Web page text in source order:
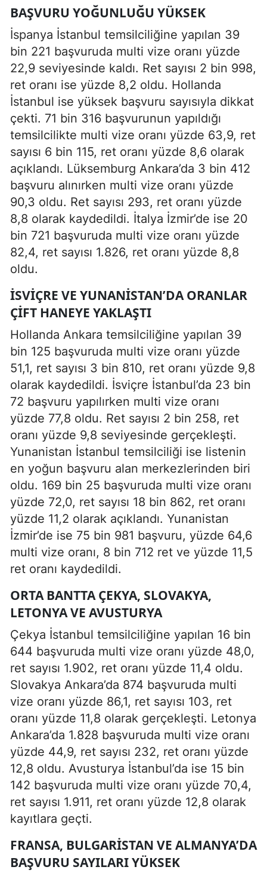
BAŞVURU YOĞUNLUĞU YÜKSEK
İspanya İstanbul temsilciliğine yapılan 39
bin 221 başvuruda multi vize oranı yüzde
22,9 seviyesinde kaldı. Ret sayısı 2 bin 998,
ret oranı ise yüzde 8,2 oldu. Hollanda
İstanbul ise yüksek başvuru sayısıyla dikkat
çekti. 71 bin 316 başvurunun yapıldığı
temsilcilikte multi vize oranı yüzde 63,9, ret
sayısı 6 bin 115, ret oranı yüzde 8,6 olarak
açıklandı. Lüksemburg Ankara’da 3 bin 412
başvuru alınırken multi vize oranı yüzde
90,3 oldu. Ret sayısı 293, ret oranı yüzde
8,8 olarak kaydedildi. İtalya İzmir’de ise 20
bin 721 başvuruda multi vize oranı yüzde
82,4, ret sayısı 1.826, ret oranı yüzde 8,8
oldu.
İSVIÇRE VE YUNANISTAN’DA ORANLAR
ÇIFT HANEYE YAKLAŞTI
Hollanda Ankara temsilciliğine yapılan 39
bin 125 başvuruda multi vize oranı yüzde
51,1, ret sayısı 3 bin 810, ret oranı yüzde 9,8
olarak kaydedildi. İsviçre İstanbul’da 23 bin
72 başvuru yapılırken multi vize oranı
yüzde 77,8 oldu. Ret sayısı 2 bin 258, ret
oranı yüzde 9,8 seviyesinde gerçekleşti.
Yunanistan İstanbul temsilciliği ise listenin
en yoğun başvuru alan merkezlerinden biri
oldu. 169 bin 25 başvuruda multi vize oranı
yüzde 72,0, ret sayısı 18 bin 862, ret oranı
yüzde 11,2 olarak açıklandı. Yunanistan
İzmir’de ise 75 bin 981 başvuru, yüzde 64,6
multi vize oranı, 8 bin 712 ret ve yüzde 11,5
ret oranı kaydedildi.
ORTA BANTTA ÇEKYA, SLOVAKYA,
LETONYA VE AVUSTURYA
Çekya İstanbul temsilciliğine yapılan 16 bin
644 başvuruda multi vize oranı yüzde 48,0,
ret sayısı 1.902, ret oranı yüzde 11,4 oldu.
Slovakya Ankara’da 874 başvuruda multi
vize oranı yüzde 86,1, ret sayısı 103, ret
oranı yüzde 11,8 olarak gerçekleşti. Letonya
Ankara’da 1.828 başvuruda multi vize oranı
yüzde 44,9, ret sayısı 232, ret oranı yüzde
12,8 oldu. Avusturya İstanbul’da ise 15 bin
142 başvuruda multi vize oranı yüzde 70,4,
ret sayısı 1.911, ret oranı yüzde 12,8 olarak
kayıtlara geçti.
FRANSA, BULGARISTAN VE ALMANYA’DA
BAŞVURU SAYILARI YÜKSEK